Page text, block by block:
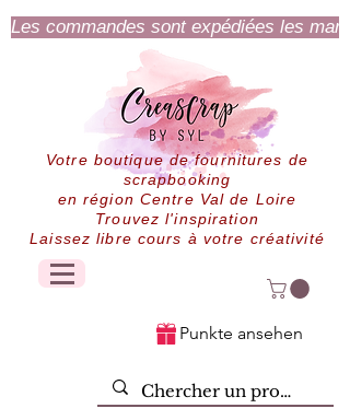
Les commandes sont expédiées les
Votre boutique de fournitures de
scrapbooking
en région Centre Val de Loire
Trouvez l'inspiration
Laissez libre cours à votre créativité
Punkte ansehen